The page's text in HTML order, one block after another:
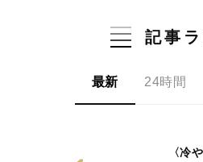
記事
最新 24時間
〈冷